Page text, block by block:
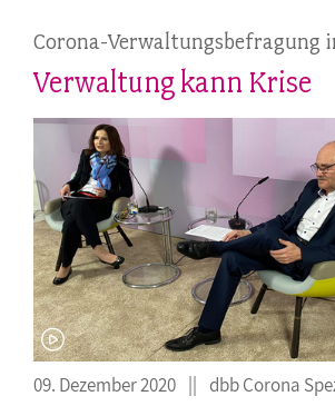
Corona-Verwaltungsbefragung
Verwaltung kann Krise
09. Dezember 2020 dbb Corona